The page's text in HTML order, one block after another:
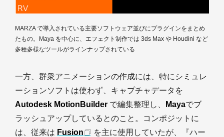
MARZA で導入されている主要ソフトウェア並びにプラグインをまとめ
たもの。Maya を中心に、エフェクト制作では 3ds Max や Houdini など
多種多様なツールがラインナップされている
一方、群衆アニメーションの作成には、特にシミュレ
ーションソフトは使わず、キャプチャデータを
Autodesk MotionBuilder で編集整理し、 Mayaでブ
ラッシュアップしているとのこと。コンポジットに
は、従来は Fusion
を主に使用していたが、『ハー